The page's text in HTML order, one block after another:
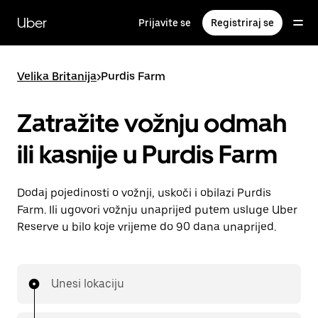
glavni
sadržaj
Uber Prijavite se Registriraj se
Velika Britanija>Purdis Farm
Zatražite vožnju odmah
ili kasnije u Purdis Farm
Dodaj pojedinosti o vožnji, uskoči i obilazi Purdis
Farm. Ili ugovori vožnju unaprijed putem usluge Uber
Reserve u bilo koje vrijeme do 90 dana unaprijed.
Unesi lokaciju